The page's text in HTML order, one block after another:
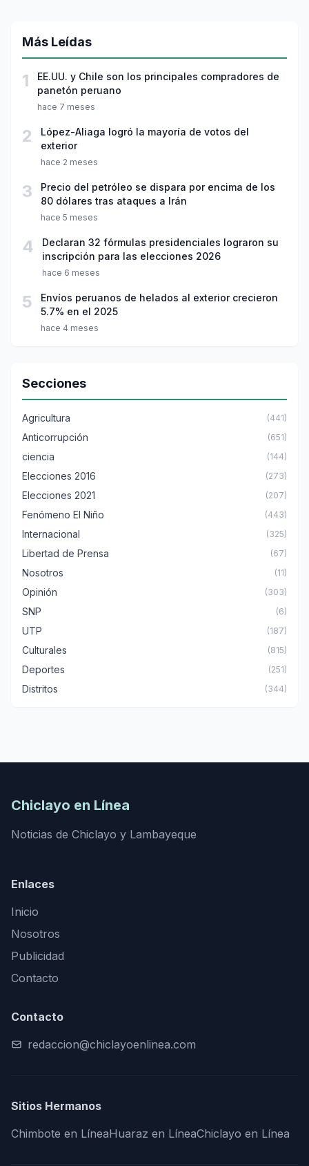
Más Leídas
1
EE.UU. y Chile son los principales compradores de
panetón peruano
hace 7 meses
2
López-Aliaga logró la mayoría de votos del
exterior
hace 2 meses
3
Precio del petróleo se dispara por encima de los
80 dólares tras ataques a Irán
hace 5 meses
4
Declaran 32 fórmulas presidenciales lograron su
inscripción para las elecciones 2026
hace 6 meses
5
Envíos peruanos de helados al exterior crecieron
5.7% en el 2025
hace 4 meses
Secciones
Agricultura (441)
Anticorrupción (651)
ciencia (144)
Elecciones 2016 (273)
Elecciones 2021 (207)
Fenómeno El Niño (443)
Internacional (325)
Libertad de Prensa (67)
Nosotros (11)
Opinión (303)
SNP (6)
UTP (187)
Culturales (815)
Deportes (251)
Distritos (344)
Chiclayo en Línea
Noticias de Chiclayo y Lambayeque
Enlaces
Inicio
Nosotros
Publicidad
Contacto
Contacto
redaccion@chiclayoenlinea.com
Sitios Hermanos
Chimbote en LíneaHuaraz en LíneaChiclayo en Línea